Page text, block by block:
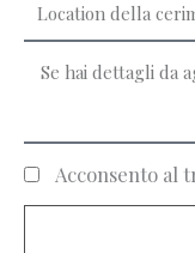
Acconsento al